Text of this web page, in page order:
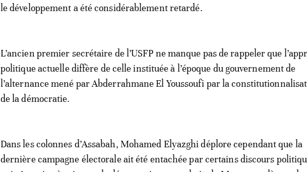
le développement a été considérablement retardé.
L’ancien premier secrétaire de l’USFP ne manque pas de rappeler que
politique actuelle diffère de celle instituée à l’époque du gouvernement de
l’alternance mené par Abderrahmane El Youssoufi par la
de la démocratie.
Dans les colonnes d’Assabah, Mohamed Elyazghi déplore cependant que la
dernière campagne électorale ait été entachée par certains discours